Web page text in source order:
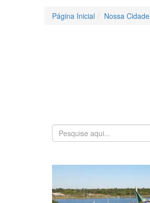
Página Inicial Nossa Cidade